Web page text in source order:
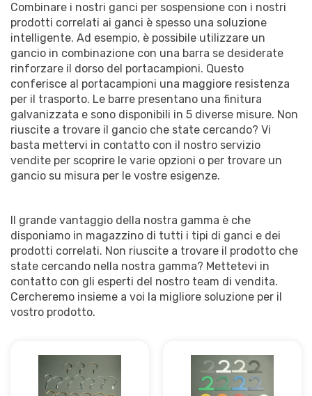
Combinare i nostri ganci per sospensione con i nostri
prodotti correlati ai ganci è spesso una soluzione
intelligente. Ad esempio, è possibile utilizzare un
gancio in combinazione con una barra se desiderate
rinforzare il dorso del portacampioni. Questo
conferisce al portacampioni una maggiore resistenza
per il trasporto. Le barre presentano una finitura
galvanizzata e sono disponibili in 5 diverse misure. Non
riuscite a trovare il gancio che state cercando? Vi
basta mettervi in contatto con il nostro servizio
vendite per scoprire le varie opzioni o per trovare un
gancio su misura per le vostre esigenze.
Il grande vantaggio della nostra gamma è che
disponiamo in magazzino di tutti i tipi di ganci e dei
prodotti correlati. Non riuscite a trovare il prodotto che
state cercando nella nostra gamma? Mettetevi in
contatto con gli esperti del nostro team di vendita.
Cercheremo insieme a voi la migliore soluzione per il
vostro prodotto.